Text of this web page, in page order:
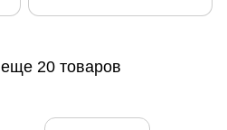
20 товаров